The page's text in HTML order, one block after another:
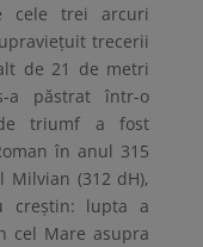
cele trei arcuri
trecerii
de 21 de metri
a păstrat într-o
triumf a fost
în anul 315
Milvian (312 dH),
creştin: lupta a
cel Mare asupra